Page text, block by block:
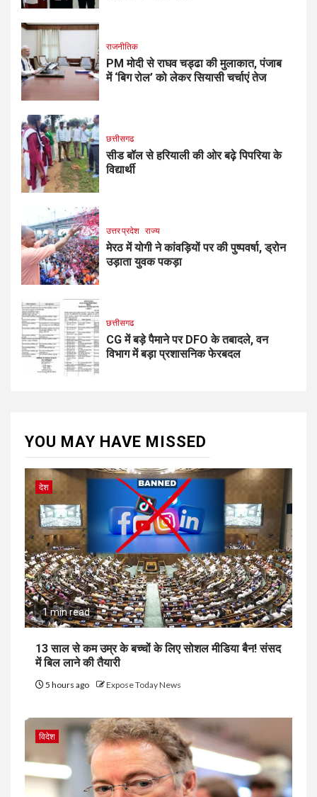
राजनीतिक
PM मोदी से राघव चड्ढा की मुलाकात, पंजाब
में ‘बिग रोल’ को लेकर सियासी चर्चाएं तेज
छत्तीसगढ
सीड बॉल से हरियाली की ओर बढ़े पिपरिया के
विद्यार्थी
उत्तर प्रदेश राज्य
मेरठ में योगी ने कांवड़ियों पर की पुष्पवर्षा, ड्रोन
उड़ाता युवक पकड़ा
छत्तीसगढ
CG में बड़े पैमाने पर DFO के तबादले, वन
विभाग में बड़ा प्रशासनिक फेरबदल
YOU MAY HAVE MISSED
देश
1 min read
13 साल से कम उम्र के बच्चों के लिए सोशल मीडिया बैन! संसद
में बिल लाने की तैयारी
5 hours ago Expose Today News
विदेश